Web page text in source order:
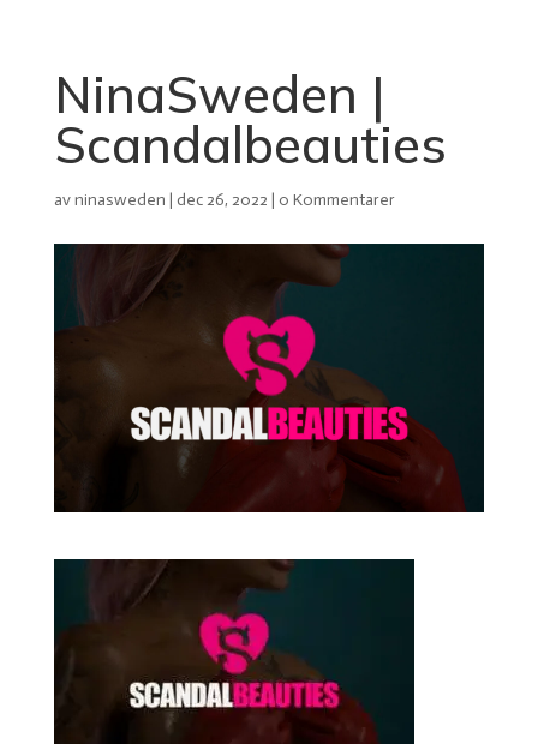
NinaSweden |
Scandalbeauties
avninasweden | dec 26, 2022 | 0 Kommentarer